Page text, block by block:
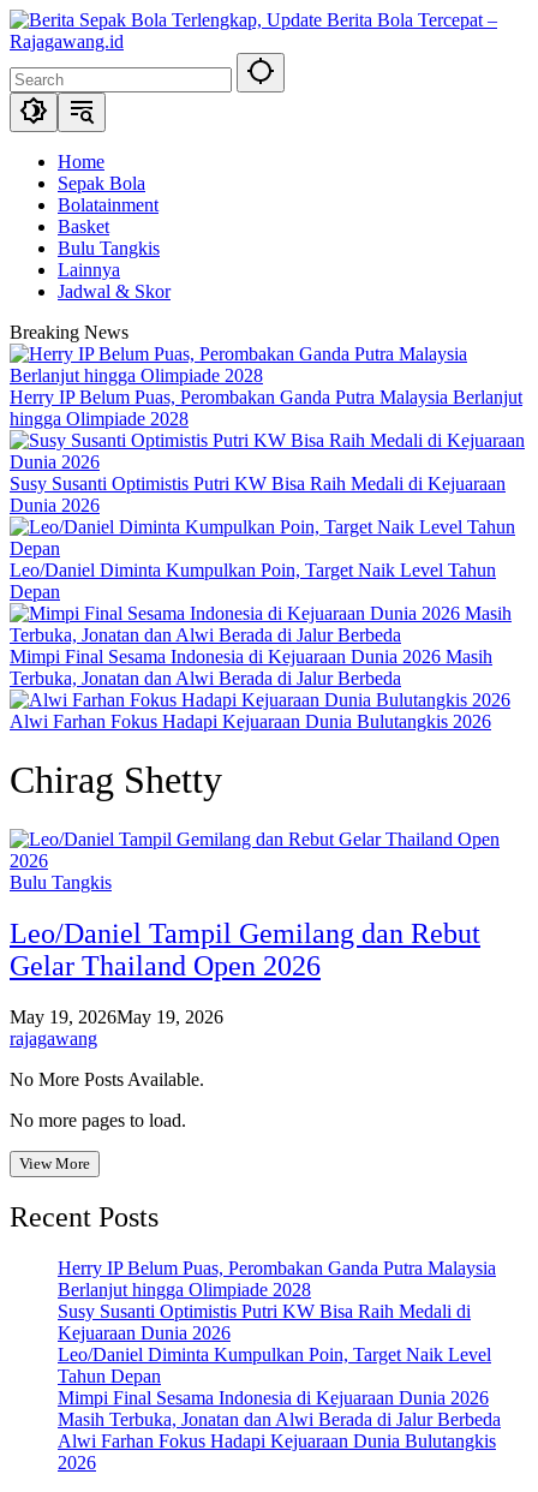
Skip
to
Home
Sepak Bola
Bolatainment
Basket
Bulu Tangkis
Lainnya
Jadwal & Skor
Breaking News
Herry IP Belum Puas, Perombakan Ganda Putra Malaysia Berlanjut
hingga Olimpiade 2028
Susy Susanti Optimistis Putri KW Bisa Raih Medali di Kejuaraan
Dunia 2026
Leo/Daniel Diminta Kumpulkan Poin, Target Naik Level Tahun
Depan
Mimpi Final Sesama Indonesia di Kejuaraan Dunia 2026 Masih
Terbuka, Jonatan dan Alwi Berada di Jalur Berbeda
Alwi Farhan Fokus Hadapi Kejuaraan Dunia Bulutangkis 2026
Chirag Shetty
Bulu Tangkis
Leo/Daniel Tampil Gemilang dan Rebut
Gelar Thailand Open 2026
May 19, 2026May 19, 2026
rajagawang
No More Posts Available.
No more pages to load.
View More
Recent Posts
Herry IP Belum Puas, Perombakan Ganda Putra Malaysia
Berlanjut hingga Olimpiade 2028
Susy Susanti Optimistis Putri KW Bisa Raih Medali di
Kejuaraan Dunia 2026
Leo/Daniel Diminta Kumpulkan Poin, Target Naik Level
Tahun Depan
Mimpi Final Sesama Indonesia di Kejuaraan Dunia 2026
Masih Terbuka, Jonatan dan Alwi Berada di Jalur Berbeda
Alwi Farhan Fokus Hadapi Kejuaraan Dunia Bulutangkis
2026